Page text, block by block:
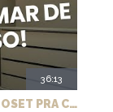
36:13
EP. 6: A SAGA DA CASA - TEMOS UM CLOSET PRA CHAMAR DE NOSSO + MARCENARIA E PAISAGISMO